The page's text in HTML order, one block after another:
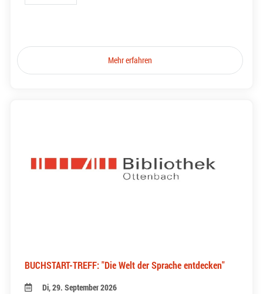
Mehr erfahren
BUCHSTART-TREFF: "Die Welt der Sprache entdecken"
Di, 29. September 2026